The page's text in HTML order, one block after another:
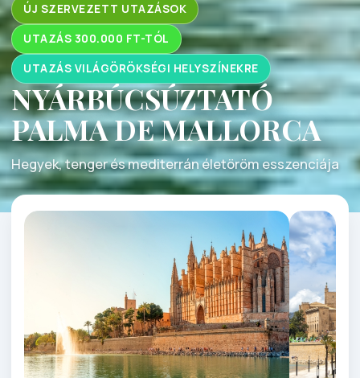
ÚJ SZERVEZETT UTAZÁSOK
UTAZÁS 300.000 FT-TÓL
UTAZÁS VILÁGÖRÖKSÉGI HELYSZÍNEKRE
NYÁRBÚCSÚZTATÓ
PALMA DE MALLORCA
Hegyek, tenger és mediterrán életöröm esszenciája